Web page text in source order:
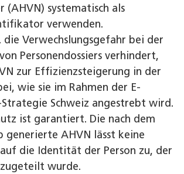
(AHVN) systematisch als
verwenden.
die Verwechslungsgefahr bei der
Personendossiers verhindert,
zur Effizienzsteigerung in der
wie sie im Rahmen der E-
Schweiz angestrebt wird.
ist garantiert. Die nach dem
generierte AHVN lässt keine
auf die Identität der Person zu, der
wurde.